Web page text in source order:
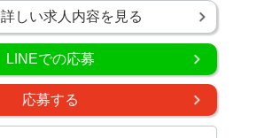
しい求人内容を見る
LINEでの応募
応募する